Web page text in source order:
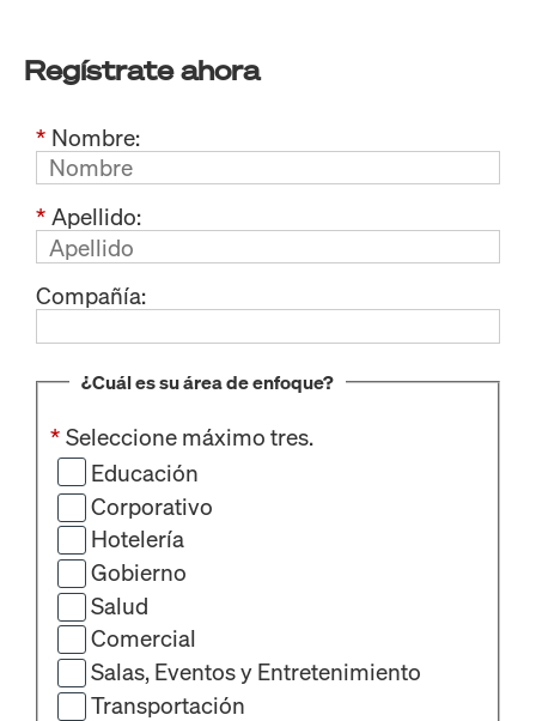
Regístrate ahora
* Nombre:
* Apellido:
Compañía:
¿Cuál es su área de enfoque?
* Seleccione máximo tres.
Educación
Corporativo
Hotelería
Gobierno
Salud
Comercial
Salas, Eventos y Entretenimiento
Transportación